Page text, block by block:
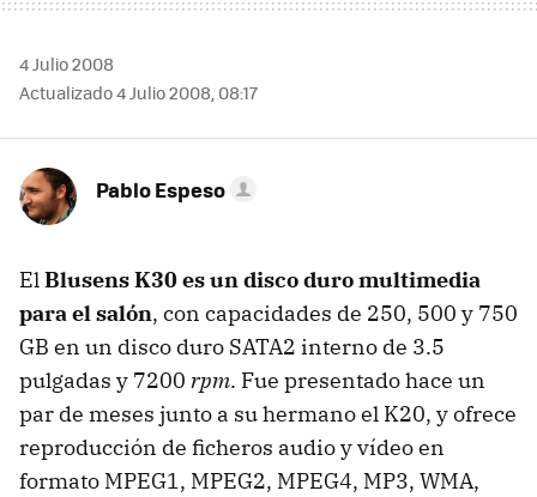
4 Julio 2008
Actualizado 4 Julio 2008, 08:17
Pablo Espeso
ElBlusens K30 es un disco duro multimedia
para el salón, con capacidades de 250, 500 y 750
GB en un disco duro SATA2 interno de 3.5
pulgadas y 7200 rpm. Fue presentado hace un
par de meses junto a su hermano el K20, y ofrece
reproducción de ficheros audio y vídeo en
formato MPEG1, MPEG2, MPEG4, MP3, WMA,